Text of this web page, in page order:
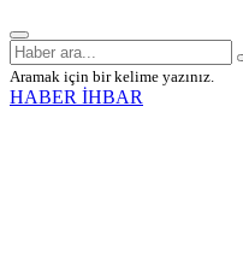
Aramak için bir kelime yazınız.
HABER İHBAR